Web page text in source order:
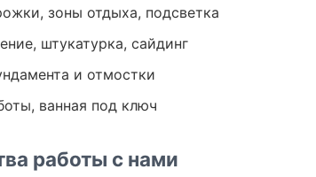
зоны отдыха, подсветка
штукатурка, сайдинг
и отмостки
ванная под ключ
работы с нами